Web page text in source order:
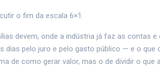
o fim da escala 6×1.
devem, onde a indústria já faz as contas
dias pelo juro e pelo gasto público — e o que
de como gerar valor, mas o de dividir o que